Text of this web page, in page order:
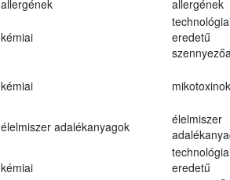
allergének allergének
kémiai
eredetű
kémiai mikotoxinok
élelmiszer adalékanyagok
élelmiszer
kémiai
eredetű